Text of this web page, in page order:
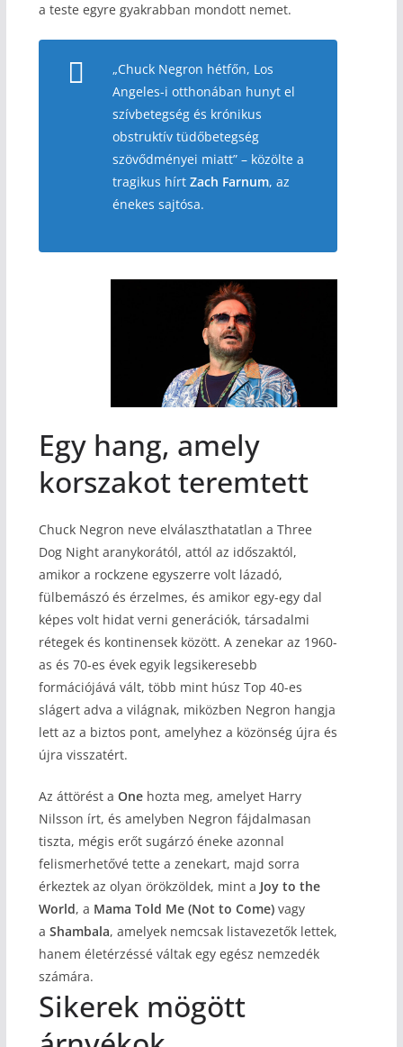
a teste egyre gyakrabban mondott nemet.
„Chuck Negron hétfőn, Los
Angeles-i otthonában hunyt el
szívbetegség és krónikus
obstruktív tüdőbetegség
szövődményei miatt” – közölte a
tragikus hírt Zach Farnum, az
énekes sajtósa.
Egy hang, amely
korszakot teremtett
Chuck Negron neve elválaszthatatlan a Three
Dog Night aranykorától, attól az időszaktól,
amikor a rockzene egyszerre volt lázadó,
fülbemászó és érzelmes, és amikor egy-egy dal
képes volt hidat verni generációk, társadalmi
rétegek és kontinensek között. A zenekar az 1960-
as és 70-es évek egyik legsikeresebb
formációjává vált, több mint húsz Top 40-es
slágert adva a világnak, miközben Negron hangja
lett az a biztos pont, amelyhez a közönség újra és
újra visszatért.
Az áttörést a Onehozta meg, amelyet Harry
Nilsson írt, és amelyben Negron fájdalmasan
tiszta, mégis erőt sugárzó éneke azonnal
felismerhetővé tette a zenekart, majd sorra
érkeztek az olyan örökzöldek, mint a Joy to the
World, a Mama Told Me (Not to Come)vagy
a Shambala, amelyek nemcsak listavezetők lettek,
hanem életérzéssé váltak egy egész nemzedék
számára.
Sikerek mögött